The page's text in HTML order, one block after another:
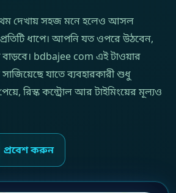
দেখায় সহজ মনে হলেও আসল
ধাপে। আপনি যত ওপরে উঠবেন,
বাড়বে। bdbajee com এই টাওয়ার
যাতে ব্যবহারকারী শুধু
রিস্ক কন্ট্রোল আর টাইমিংয়ের মূল্যও
প্রবেশ করুন